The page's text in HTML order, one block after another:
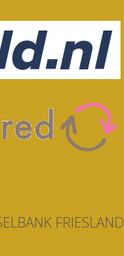
FRIESLAND